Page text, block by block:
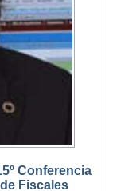
Conferencia
Fiscales